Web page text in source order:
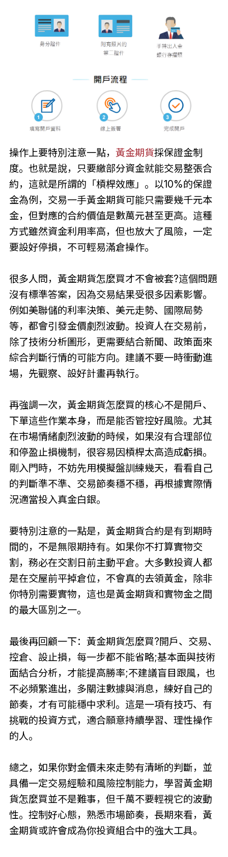
操作上要特別注意一點， 黃金期貨採保證金制
度。也就是說，只要繳部分資金就能交易整張合
約，這就是所謂的「槓桿效應」。以10%的保證
金為例，交易一手黃金期貨可能只需要幾千元本
金，但對應的合約價值是數萬元甚至更高。這種
方式雖然資金利用率高，但也放大了風險，一定
要設好停損，不可輕易滿倉操作。
很多人問，黃金期貨怎麼買才不會被套?這個問題
沒有標準答案，因為交易結果受很多因素影響。
例如美聯儲的利率決策、美元走勢、國際局勢
等，都會引發金價劇烈波動。投資人在交易前，
除了技術分析圖形，更需要結合新聞、政策面來
綜合判斷行情的可能方向。建議不要一時衝動進
場，先觀察、設好計畫再執行。
再強調一次，黃金期貨怎麼買的核心不是開戶、
下單這些作業本身，而是能否管控好風險。尤其
在市場情緒劇烈波動的時候，如果沒有合理部位
和停盈止損機制，很容易因槓桿太高造成虧損。
剛入門時，不妨先用模擬盤訓練幾天，看看自己
的判斷準不準、交易節奏穩不穩，再根據實際情
況適當投入真金白銀。
要特別注意的一點是，黃金期貨合約是有到期時
間的，不是無限期持有。如果你不打算實物交
割，務必在交割日前主動平倉。大多數投資人都
是在交屋前平掉倉位，不會真的去領黃金，除非
你特別需要實物，這也是黃金期貨和實物金之間
的最大區別之一。
最後再回顧一下：黃金期貨怎麼買?開戶、交易、
控倉、設止損，每一步都不能省略;基本面與技術
面結合分析，才能提高勝率;不建議盲目跟風，也
不必頻繁進出，多關注數據與消息，練好自己的
節奏，才有可能穩中求利。這是一項有技巧、有
挑戰的投資方式，適合願意持續學習、理性操作
的人。
總之，如果你對金價未來走勢有清晰的判斷，並
具備一定交易經驗和風險控制能力，學習黃金期
貨怎麼買並不是難事，但千萬不要輕視它的波動
性。控制好心態，熟悉市場節奏，長期來看，黃
金期貨或許會成為你投資組合中的強大工具。